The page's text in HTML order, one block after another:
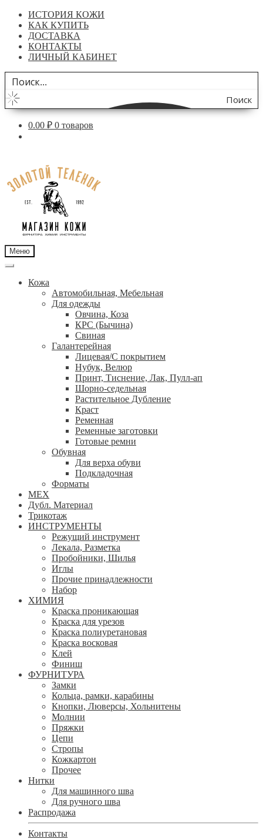
ИСТОРИЯ КОЖИ
КАК КУПИТЬ
ДОСТАВКА
КОНТАКТЫ
ЛИЧНЫЙ КАБИНЕТ
Поиск
по
0.00 ₽ 0 товаров
навигации
содержимому
Меню
Кожа
Автомобильная, Мебельная
Для одежды
Овчина, Коза
КРС (Бычина)
Свиная
Галантерейная
Лицевая/С покрытием
Нубук, Велюр
Принт, Тиснение, Лак, Пулл-ап
Шорно-седельная
Растительное Дубление
Краст
Ременная
Ременные заготовки
Готовые ремни
Обувная
Для верха обуви
Подкладочная
Форматы
МЕХ
Дубл. Материал
Трикотаж
ИНСТРУМЕНТЫ
Режущий инструмент
Лекала, Разметка
Пробойники, Шилья
Иглы
Прочие принадлежности
Набор
ХИМИЯ
Краска проникающая
Краска для урезов
Краска полиуретановая
Краска восковая
Клей
Финиш
ФУРНИТУРА
Замки
Кольца, рамки, карабины
Кнопки, Люверсы, Хольнитены
Молнии
Пряжки
Цепи
Стропы
Кожкартон
Прочее
Нитки
Для машинного шва
Для ручного шва
Распродажа
Контакты